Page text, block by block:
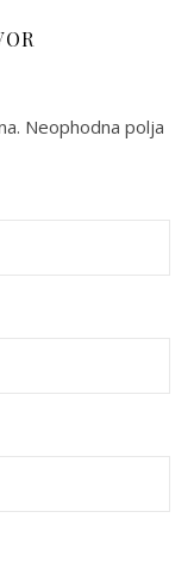
Neophodna polja